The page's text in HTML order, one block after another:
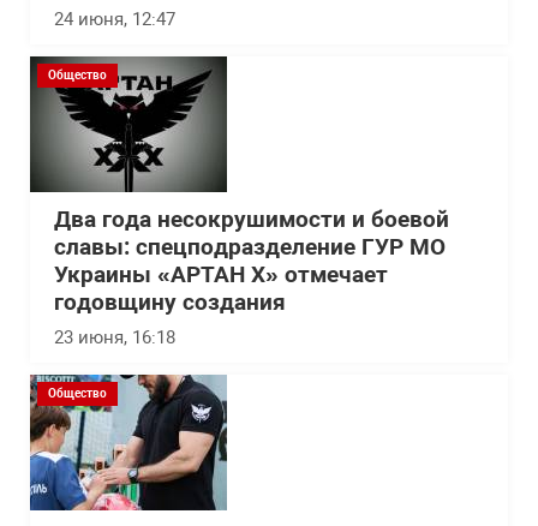
24 июня, 12:47
Общество
Два года несокрушимости и боевой
славы: спецподразделение ГУР МО
Украины «АРТАН Х» отмечает
годовщину создания
23 июня, 16:18
Общество